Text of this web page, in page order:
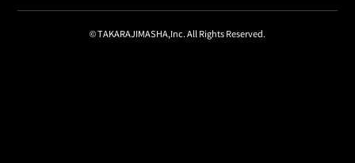
© TAKARAJIMASHA,Inc. All Rights Reserved.